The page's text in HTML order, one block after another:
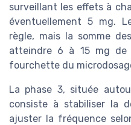
surveillant les effets à
éventuellement 5 mg.
règle, mais la somme
atteindre 6 à 15 mg de
fourchette du
La phase 3, située
consiste à stabiliser la
ajuster la fréquence